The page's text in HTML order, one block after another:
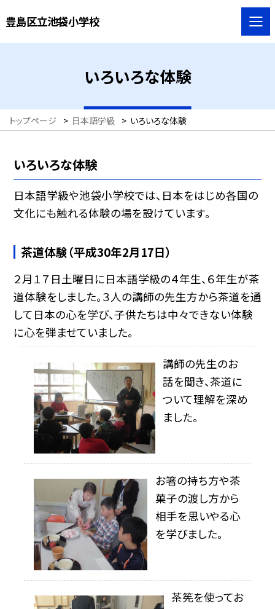
豊島区立池袋小学校
いろいろな体験
トップページ > 日本語学級 > いろいろな体験
いろいろな体験
日本語学級や池袋小学校では、日本をはじめ各国の
文化にも触れる体験の場を設けています。
茶道体験（平成30年2月17日）
２月１７日土曜日に日本語学級の４年生、６年生が茶
道体験をしました。３人の講師の先生方から茶道を通
して日本の心を学び、子供たちは中々できない体験
に心を弾ませていました。
講師の先生のお
話を聞き、茶道に
ついて理解を深め
ました。
お箸の持ち方や茶
菓子の渡し方から
相手を思いやる心
を学びました。
茶筅を使ってお